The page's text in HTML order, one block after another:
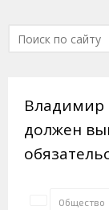
Владимир
должен
Общество